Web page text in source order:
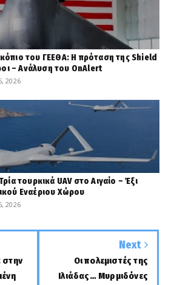
του ΓΕΕΘΑ: Η πρόταση της Shield
– Ανάλυση του OnAlert
2026
τουρκικά UAV στο Αιγαίο – Έξι
Εναέριου Χώρου
2026
στην
Next
Οι πολεμιστές της
Ιλιάδας… Μυρμιδόνες